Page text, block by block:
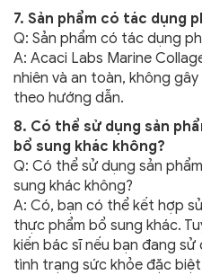
7. Sản phẩm có tác dụng
Q: Sản phẩm có tác dụng
A: Acaci Labs Marine
nhiên và an toàn, không
theo hướng dẫn.
8. Có thể sử dụng sản
bổ sung khác không?
Q: Có thể sử dụng sản
sung khác không?
A: Có, bạn có thể kết hợp
thực phẩm bổ sung khác.
kiến bác sĩ nếu bạn đang
tình trạng sức khỏe đặc